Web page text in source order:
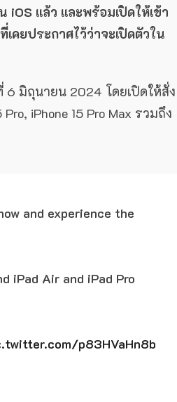
แล้ว และพร้อมเปิดให้เข้า
คยประกาศไว้ว่าจะเปิดตัวใน
6 มิถุนายน 2024 โดยเปิดให้สั่ง
iPhone 15 Pro Max รวมถึง
and experience the
iPad Air and iPad Pro
p83HVaHn8b